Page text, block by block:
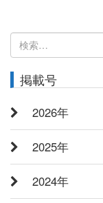
検
索:
掲載号
2026年
2025年
2024年